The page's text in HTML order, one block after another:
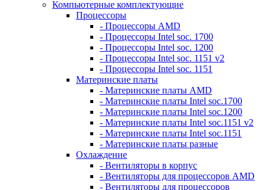
Компьютерные комплектующие
Процессоры
- Процессоры AMD
- Процессоры Intel soc. 1700
- Процессоры Intel soc. 1200
- Процессоры Intel soc. 1151 v2
- Процессоры Intel soc. 1151
Материнские платы
- Материнские платы AMD
- Материнские платы Intel soc.1700
- Материнские платы Intel soc.1200
- Материнские платы Intel soc.1151 v2
- Материнские платы Intel soc.1151
- Материнские платы разные
Охлаждение
- Вентиляторы в корпус
- Вентиляторы для процессоров AMD
- Вентиляторы для процессоров